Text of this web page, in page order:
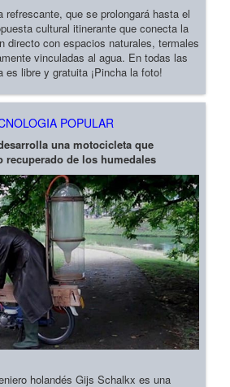
que se prolongará hasta el
cultural itinerante que conecta la
directo con espacios naturales, termales
vinculadas al agua. En todas las
es libre y gratuita ¡Pincha la foto!
POPULAR
una motocicleta que
recuperado de los humedales
holandés Gijs Schalkx es una